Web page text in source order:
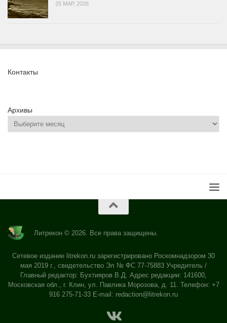
25 МАР, 2026
Контакты
Архивы
Литрекон © 2026. Все права защищены.
Сетевое издание litrekon.ru зарегистрировано Роскомнадзором 30
мая 2019 г., свидетельство Эл № ФС 77-75883 Учредитель /
Главный редактор: Бухтияров В.Д. Адрес редакции: 141600,
Московская обл., г. Клин, ул. Павлика Морозова, д. 11. Телефон: +7
916 275-71-33 E-mail: redaction@litrekon.ru